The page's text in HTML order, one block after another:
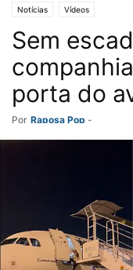
Notícias Vídeos
Sem
porta do
Por Raposa Pop -